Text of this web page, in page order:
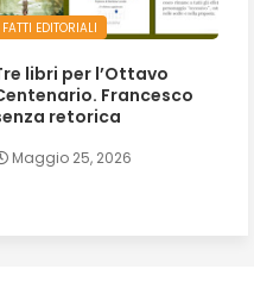
FATTI EDITORIALI
libri per l’Ottavo
Francesco
retorica
Maggio 25, 2026